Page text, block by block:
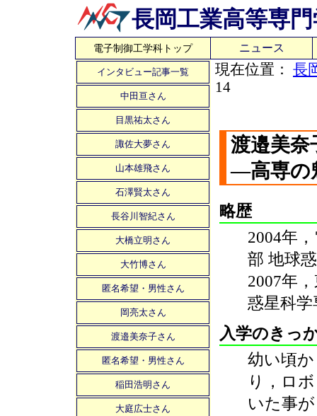
長岡工業高等専
電子制御工学科トップ
インタビュー記事一覧
中田亘さん
目黒祐太さん
諏佐大夢さん
山本雄飛さん
石澤賢太さん
長谷川智紀さん
大橋立明さん
大竹博さん
匿名希望・男性さん
岡亮太さん
渡邉美奈子さん
匿名希望・男性さん
稲田浩明さん
大庭広士さん
ニュース
現在位置： 長
14
渡邉美奈
―高専の
略歴
2004年
部 地球
2007年
惑星科
入学のきっ
幼い頃
り，ロ
いた事